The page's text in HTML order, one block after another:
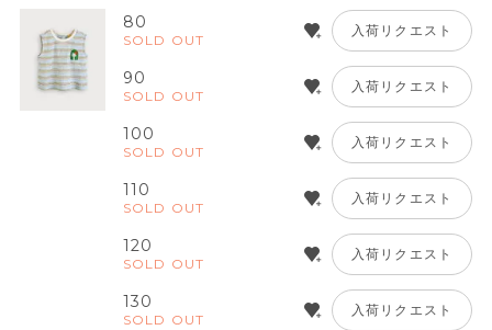
80
SOLD OUT
入荷リクエスト
90
SOLD OUT
入荷リクエスト
100
SOLD OUT
入荷リクエスト
110
SOLD OUT
入荷リクエスト
120
SOLD OUT
入荷リクエスト
130
SOLD OUT
入荷リクエスト